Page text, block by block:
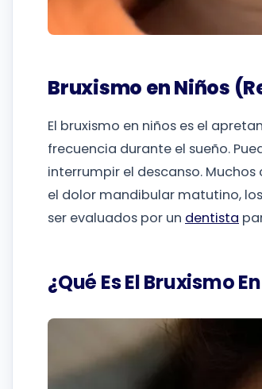
Bruxismo en Niños
El bruxismo en niños es el
frecuencia durante el sueño.
interrumpir el descanso.
el dolor mandibular matutino,
ser evaluados por un dentista
¿Qué Es El Bruxismo